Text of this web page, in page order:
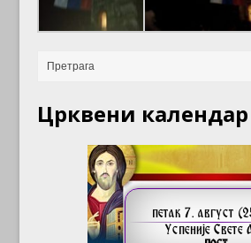
Црквени календар